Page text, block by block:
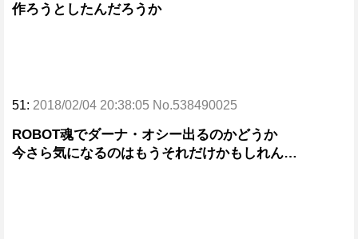
作ろうとしたんだろうか
51: 2018/02/04 20:38:05 No.538490025
ROBOT魂でダーナ・オシー出るのかどうか
今さら気になるのはもうそれだけかもしれん…